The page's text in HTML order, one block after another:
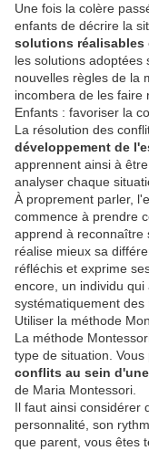
Une fois la colère
enfants de décrire la
solutions réalisables
les solutions adoptées
nouvelles règles de la
incombera de les faire
Enfants : favoriser la
La résolution des
développement de
apprennent ainsi à
analyser chaque
À proprement parler,
commence à prendre
apprend à reconnaître
réalise mieux sa
réfléchis et exprime
encore, un individu
systématiquement des
Utiliser la méthode
La méthode
type de situation.
conflits au sein
de Maria Montessori.
Il faut ainsi considérer
personnalité, son
que parent, vous êtes